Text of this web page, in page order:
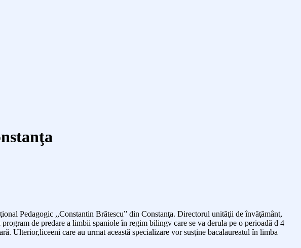
Pedagogic ,,Constantin Brătescu” din Constanţa. Directorul unităţii de învăţământ,
de predare a limbii spaniole în regim bilingv care se va derula pe o perioadă d 4
Ulterior,liceeni care au urmat această specializare vor susţine bacalaureatulîn limba